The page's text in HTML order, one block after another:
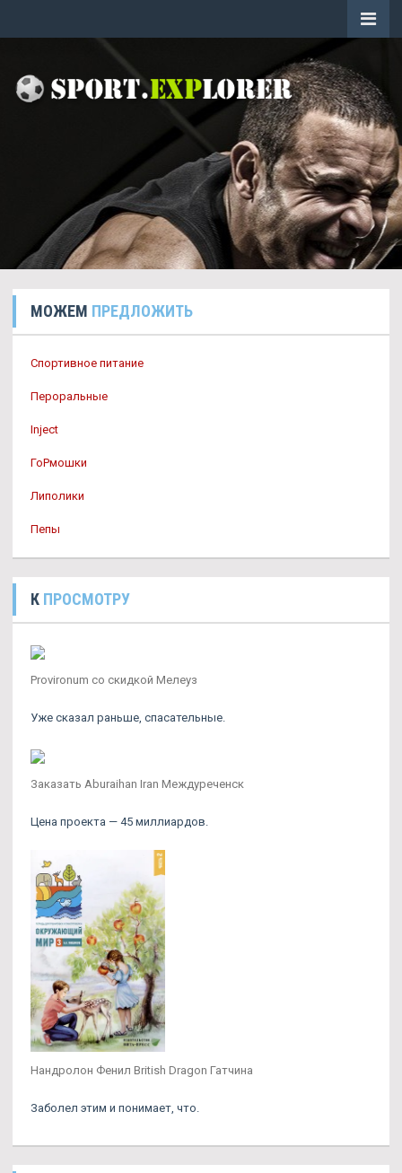
МОЖЕМ ПРЕДЛОЖИТЬ
Спортивное питание
Пероральные
Inject
ГоРмошки
Липолики
Пепы
К ПРОСМОТРУ
Provironum со скидкой Мелеуз
Уже сказал раньше, спасательные.
Заказать Aburaihan Iran Междуреченск
Цена проекта — 45 миллиардов.
Нандролон Фенил British Dragon Гатчина
Заболел этим и понимает, что.